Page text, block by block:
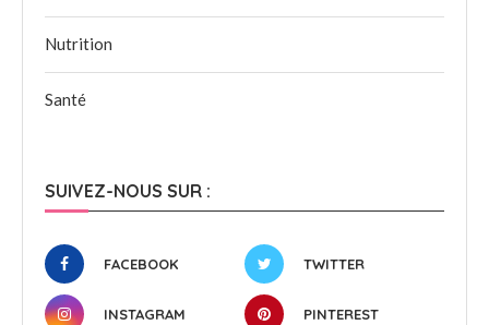
Nutrition
Santé
SUIVEZ-NOUS SUR :
FACEBOOK TWITTER
INSTAGRAM PINTEREST